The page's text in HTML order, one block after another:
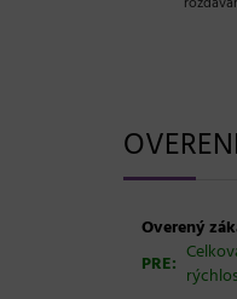
Overený
PRE: